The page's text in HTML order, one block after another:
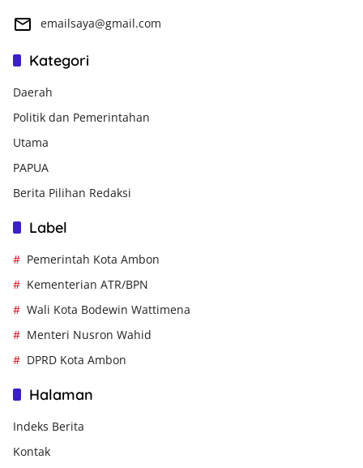
emailsaya@gmail.com
Kategori
Daerah
Politik dan Pemerintahan
Utama
PAPUA
Berita Pilihan Redaksi
Label
Pemerintah Kota Ambon
Kementerian ATR/BPN
Wali Kota Bodewin Wattimena
Menteri Nusron Wahid
DPRD Kota Ambon
Halaman
Indeks Berita
Kontak